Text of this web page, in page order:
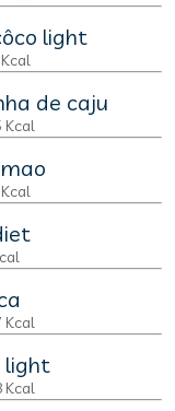
light
de caju
Kcal
Kcal
light
Kcal